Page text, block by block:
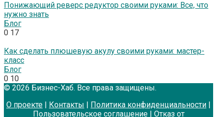
Понижающий реверс редуктор своими руками: Все, что
нужно знать
Блог
0 17
Как сделать плюшевую акулу своими руками: мастер-
класс
Блог
0 10
© 2026 Бизнес-Хаб. Все права защищены.
О проекте | Контакты | Политика конфиденциальности |
Пользовательское соглашение| Отказ от